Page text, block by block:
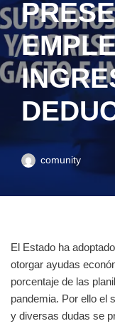
comunity
El Estado ha
otorgar ayudas
porcentaje de las
pandemia. Por ello el
y diversas dudas se